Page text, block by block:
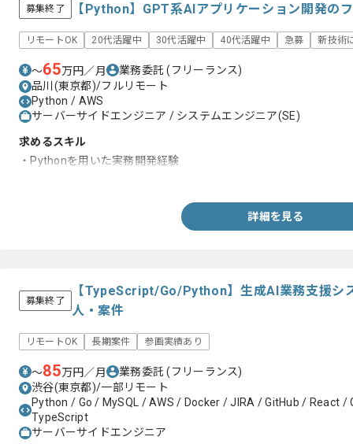
募集終了 【Python】GPT系AIアプリケーション開発の
リモートOK 20代活躍中 30代活躍中 40代活躍中 急募 新技術
〜65万円／月 業務委託(フリーランス)
品川(東京都)/フルリモート
Python / AWS
サーバーサイドエンジニア / システムエンジニア(SE)
求めるスキル
・Pythonを用いた実務開発経験
詳細を見る
募集終了
【TypeScript/Go/Python】生成AI業務支援シ
人・案件
リモートOK 長期案件 参画実績あり
〜85万円／月 業務委託(フリーランス)
渋谷(東京都)/一部リモート
Python / Go / MySQL / AWS / Docker / JIRA / GitHub / React
TypeScript
サーバーサイドエンジニア